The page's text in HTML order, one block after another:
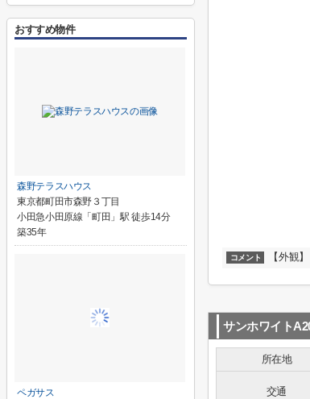
コメント 【外観】
サンホワイト
所在地
交通
おすすめ物件
森野テラスハウス
東京都町田市森野３丁目
小田急小田原線「町田」駅 徒歩14分
築35年
ペガサス